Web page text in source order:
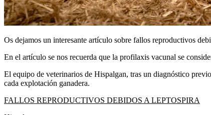
Os dejamos un interesante artículo sobre fallos reproductivos
En el artículo se nos recuerda que la profilaxis vacunal se
El equipo de veterinarios de Hispalgan, tras un diagnóstico
cada explotación ganadera.
FALLOS REPRODUCTIVOS DEBIDOS A LEPTOSPIRA